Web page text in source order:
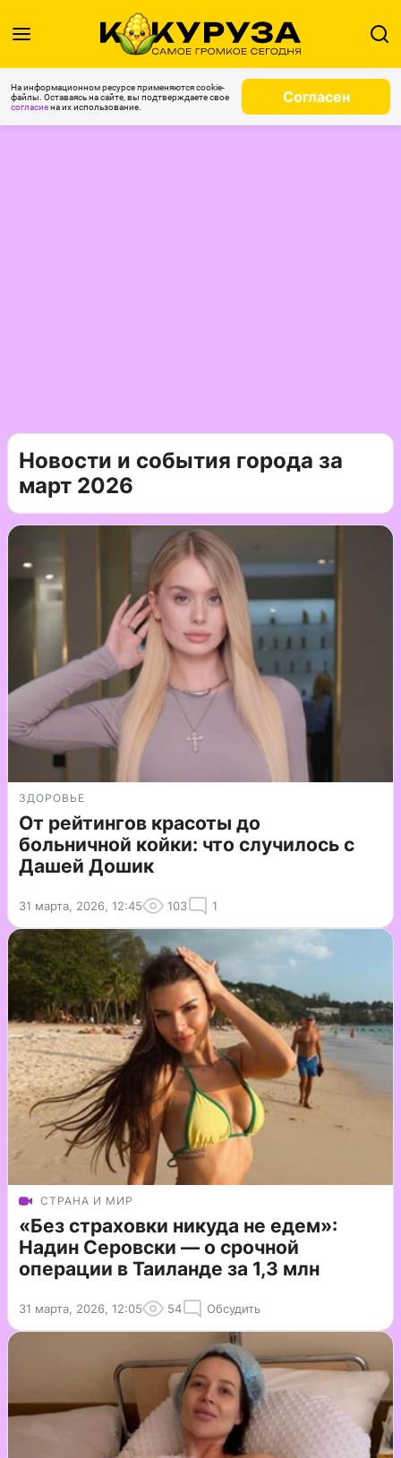
На информационном ресурсе применяются cookie-
файлы. Оставаясь на сайте, вы подтверждаете свое
согласиена их использование.
Согласен
Новости и события города за
март 2026
ЗДОРОВЬЕ
От рейтингов красоты до
больничной койки: что случилось с
Дашей Дошик
31 марта, 2026, 12:45 103 1
СТРАНА И МИР
«Без страховки никуда не едем»:
Надин Серовски — о срочной
операции в Таиланде за 1,3 млн
31 марта, 2026, 12:05 54 Обсудить